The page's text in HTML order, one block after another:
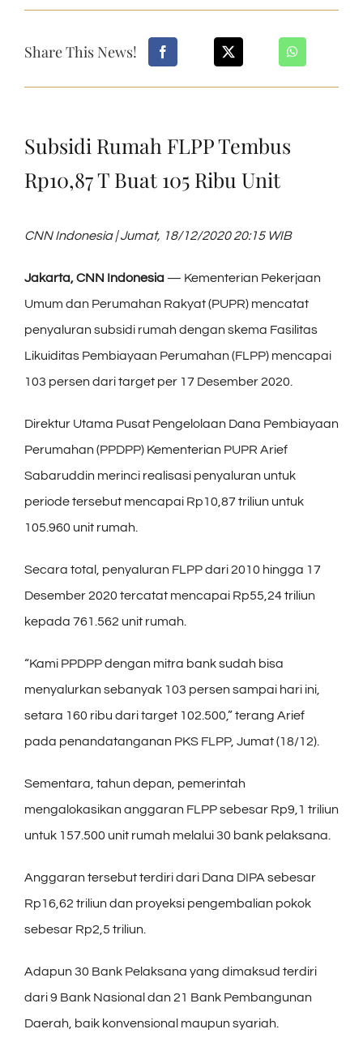
Share This News!
Subsidi Rumah FLPP Tembus
Rp10,87 T Buat 105 Ribu Unit
CNN Indonesia | Jumat, 18/12/2020 20:15 WIB
Jakarta, CNN Indonesia— Kementerian Pekerjaan
Umum dan Perumahan Rakyat (PUPR) mencatat
penyaluran subsidi rumah dengan skema Fasilitas
Likuiditas Pembiayaan Perumahan (FLPP) mencapai
103 persen dari target per 17 Desember 2020.
Direktur Utama Pusat Pengelolaan Dana Pembiayaan
Perumahan (PPDPP) Kementerian PUPR Arief
Sabaruddin merinci realisasi penyaluran untuk
periode tersebut mencapai Rp10,87 triliun untuk
105.960 unit rumah.
Secara total, penyaluran FLPP dari 2010 hingga 17
Desember 2020 tercatat mencapai Rp55,24 triliun
kepada 761.562 unit rumah.
“Kami PPDPP dengan mitra bank sudah bisa
menyalurkan sebanyak 103 persen sampai hari ini,
setara 160 ribu dari target 102.500,” terang Arief
pada penandatanganan PKS FLPP, Jumat (18/12).
Sementara, tahun depan, pemerintah
mengalokasikan anggaran FLPP sebesar Rp9,1 triliun
untuk 157.500 unit rumah melalui 30 bank pelaksana.
Anggaran tersebut terdiri dari Dana DIPA sebesar
Rp16,62 triliun dan proyeksi pengembalian pokok
sebesar Rp2,5 triliun.
Adapun 30 Bank Pelaksana yang dimaksud terdiri
dari 9 Bank Nasional dan 21 Bank Pembangunan
Daerah, baik konvensional maupun syariah.